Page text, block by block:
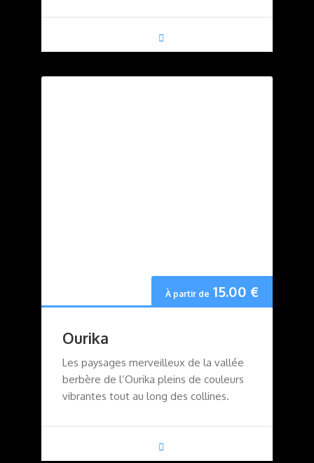
À partir de 15.00 €
Ourika
Les paysages merveilleux de la vallée
berbère de l’Ourika pleins de couleurs
vibrantes tout au long des collines.